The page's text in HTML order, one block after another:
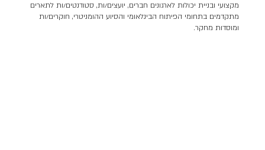
מקצועי ובניית יכולות לארגונים חברים, יועצים/ות, סטודנטים/ות לתארים
מתקדמים בתחומי הפיתוח הבינלאומי והסיוע ההומניטרי, חוקרים/ות
ומוסדות מחקר.